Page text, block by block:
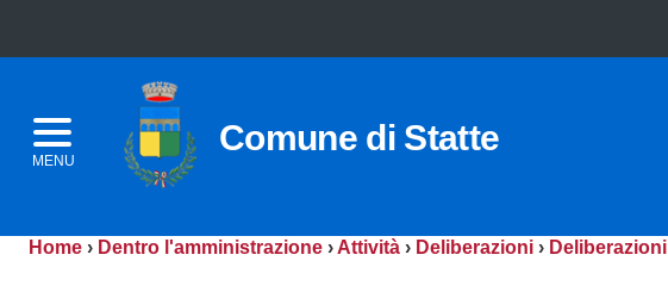
MENU
Comune di Statte
Home › Dentro l'amministrazione › Attività › Deliberazioni ›